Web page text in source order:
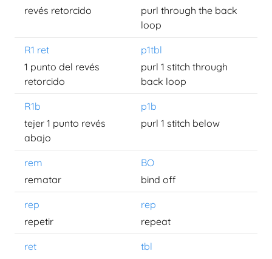
revés retorcido
purl through the back
loop
R1 ret
p1tbl
1 punto del revés
retorcido
purl 1 stitch through
back loop
R1b
p1b
tejer 1 punto revés
abajo
purl 1 stitch below
rem
BO
rematar
bind off
rep
rep
repetir
repeat
ret
tbl